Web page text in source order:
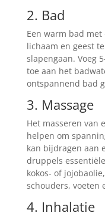
2. Bad
Een warm bad
lichaam en geest
slapengaan. Voeg
toe aan het
ontspannend bad
3. Massage
Het masseren van
helpen om
kan bijdragen aan
druppels
kokos- of
schouders, voeten
4. Inhalatie